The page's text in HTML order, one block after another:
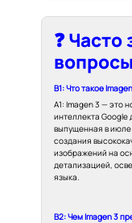
❓
В1: Что такое
A1: Imagen 3 — это
интеллекта Google
выпущенная в
создания
изображений на
детализацией,
языка.
В2: Чем Imagen 3